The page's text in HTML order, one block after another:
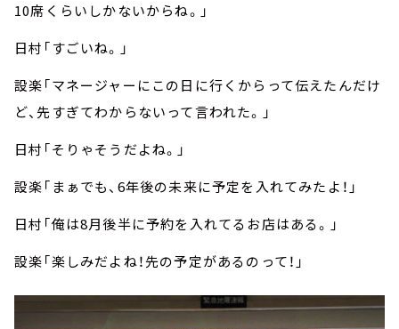
10席くらいしかないからね。」
日村「すごいね。」
設楽「マネージャーにこの日に行くからって伝えたんだけ
ど、先すぎてわからないって言われた。」
日村「そりゃそうだよね。」
設楽「まぁでも、6年後の未来に予定を入れてみたよ！」
日村「俺は8月後半に予約を入れてるお店はある。」
設楽「楽しみだよね！先の予定があるのって！」